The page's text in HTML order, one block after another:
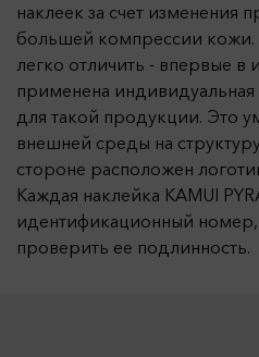
наклеек за счет изменения
большей компрессии кожи.
легко отличить - впервые в
применена индивидуальная
для такой продукции. Это
внешней среды на
стороне расположен
Каждая наклейка KAMUI
идентификационный
проверить ее подлинность.